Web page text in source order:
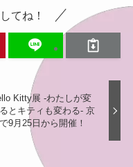
てね！
Kitty展 -わたしが変
とキティも変わる- 京
9月25日から開催！